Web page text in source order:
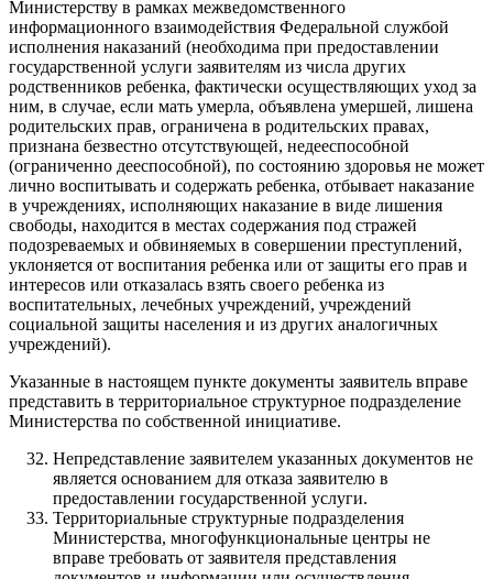
Министерству в рамках межведомственного
информационного взаимодействия Федеральной службой
исполнения наказаний (необходима при предоставлении
государственной услуги заявителям из числа других
родственников ребенка, фактически осуществляющих уход за
ним, в случае, если мать умерла, объявлена умершей, лишена
родительских прав, ограничена в родительских правах,
признана безвестно отсутствующей, недееспособной
(ограниченно дееспособной), по состоянию здоровья не может
лично воспитывать и содержать ребенка, отбывает наказание
в учреждениях, исполняющих наказание в виде лишения
свободы, находится в местах содержания под стражей
подозреваемых и обвиняемых в совершении преступлений,
уклоняется от воспитания ребенка или от защиты его прав и
интересов или отказалась взять своего ребенка из
воспитательных, лечебных учреждений, учреждений
социальной защиты населения и из других аналогичных
учреждений).
Указанные в настоящем пункте документы заявитель вправе
представить в территориальное структурное подразделение
Министерства по собственной инициативе.
Непредставление заявителем указанных документов не
является основанием для отказа заявителю в
предоставлении государственной услуги.
Территориальные структурные подразделения
Министерства, многофункциональные центры не
вправе требовать от заявителя представления